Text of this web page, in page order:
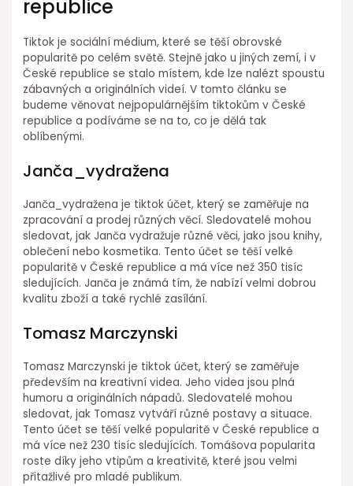
republice
Tiktok je sociální médium, které se těší obrovské
popularitě po celém světě. Stejně jako u jiných zemí, i v
České republice se stalo místem, kde lze nalézt spoustu
zábavných a originálních videí. V tomto článku se
budeme věnovat nejpopulárnějším tiktokům v České
republice a podíváme se na to, co je dělá tak
oblíbenými.
Janča_vydražena
Janča_vydražena je tiktok účet, který se zaměřuje na
zpracování a prodej různých věcí. Sledovatelé mohou
sledovat, jak Janča vydražuje různé věci, jako jsou knihy,
oblečení nebo kosmetika. Tento účet se těší velké
popularitě v České republice a má více než 350 tisíc
sledujících. Janča je známá tím, že nabízí velmi dobrou
kvalitu zboží a také rychlé zasílání.
Tomasz Marczynski
Tomasz Marczynski je tiktok účet, který se zaměřuje
především na kreativní videa. Jeho videa jsou plná
humoru a originálních nápadů. Sledovatelé mohou
sledovat, jak Tomasz vytváří různé postavy a situace.
Tento účet se těší velké popularitě v České republice a
má více než 230 tisíc sledujících. Tomášova popularita
roste díky jeho vtipům a kreativitě, které jsou velmi
přitažlivé pro mladé publikum.